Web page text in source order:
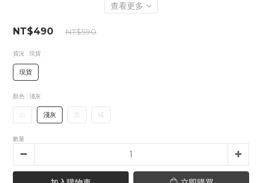
查看更多
NT$490 NT$590
貨況 : 現貨
現貨
顏色 : 淺灰
淺灰
數量